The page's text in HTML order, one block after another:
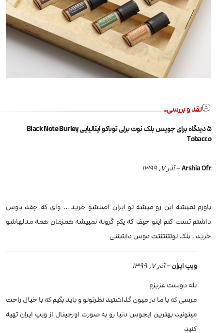
نقد و بررسی
5 دیدگاه برای
جویس بلک نوت برلی توباکو ایتالیایی Black Note Burley
Tobacco
Arshia Ofr
–آذر 7, 1399
باورم نمیشه این رو میشه تو ایران اصلشو خرید… وای که چقد دوس
داشتم تست کنم اینو حیف که یکم گرونه نمییشه همزمان همه مدلهاشو
خرید . بلک نوتتتتتتت دوس داشتنی
ویپ ایران–آذر 7, 1399
بله دوست عزیزم
مرسی که با ما در میون گذاشتید نظرتونو و باید بگیم که با خیال راحت
میتونید بهترین ایجوس دنیا رو به صورت اورجینال از ویپ ایران تهیه
کنید